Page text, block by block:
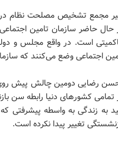
مجمع تشخیص مصلحت نظام
حال حاضر سازمان تامین
است. در واقع مجلس و دولت
اجتماعی وضع می‌کنند که
رضایی دومین چالش پیش روی
تمامی کشورهای دنیا رابطه سن
به زندگی به واسطه پیشرفتی
تغییر پیدا نکرده است.